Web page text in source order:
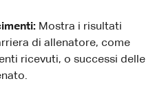
Mostra i risultati
di allenatore, come
ricevuti, o successi delle